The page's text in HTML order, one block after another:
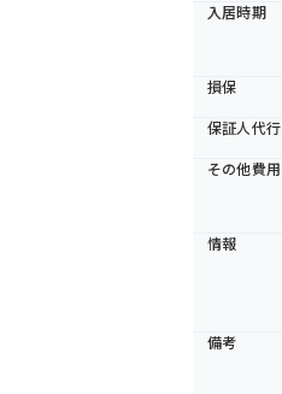
入居時期
損保
保証人代行
その他費用
情報
備考